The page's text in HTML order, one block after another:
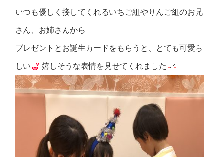
いつも優しく接してくれるいちご組やりんご組のお兄
さん、お姉さんから
プレゼントとお誕生カードをもらうと、とても可愛ら
しい 嬉しそうな表情を見せてくれました